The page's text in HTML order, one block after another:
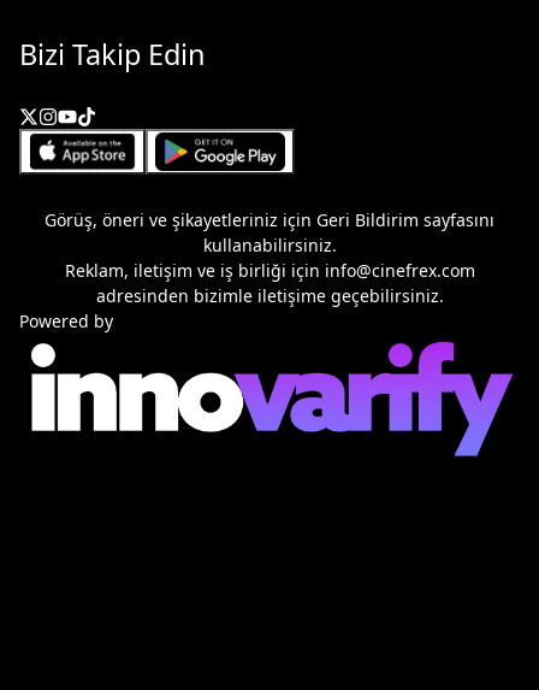
Bizi Takip Edin
Görüş, öneri ve şikayetleriniz için Geri Bildirim sayfasını
kullanabilirsiniz.
Reklam, iletişim ve iş birliği için info@cinefrex.com
adresinden bizimle iletişime geçebilirsiniz.
Powered by